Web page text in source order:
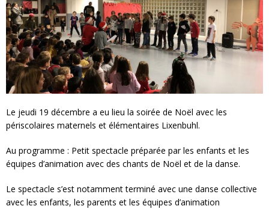
Le jeudi 19 décembre a eu lieu la soirée de Noël avec les
périscolaires maternels et élémentaires Lixenbuhl.
Au programme : Petit spectacle préparée par les enfants et les
équipes d’animation avec des chants de Noël et de la danse.
Le spectacle s’est notamment terminé avec une danse collective
avec les enfants, les parents et les équipes d’animation